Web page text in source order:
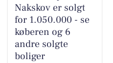
Nakskov er solgt
for 1.050.000 - se
køberen og 6
andre solgte
boliger